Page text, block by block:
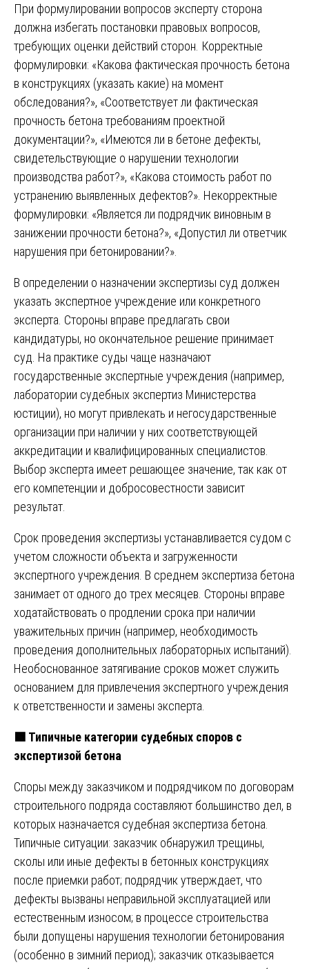
При формулировании вопросов эксперту сторона
должна избегать постановки правовых вопросов,
требующих оценки действий сторон. Корректные
формулировки: «Какова фактическая прочность бетона
в конструкциях (указать какие) на момент
обследования?», «Соответствует ли фактическая
прочность бетона требованиям проектной
документации?», «Имеются ли в бетоне дефекты,
свидетельствующие о нарушении технологии
производства работ?», «Какова стоимость работ по
устранению выявленных дефектов?». Некорректные
формулировки: «Является ли подрядчик виновным в
занижении прочности бетона?», «Допустил ли ответчик
нарушения при бетонировании?».
В определении о назначении экспертизы суд должен
указать экспертное учреждение или конкретного
эксперта. Стороны вправе предлагать свои
кандидатуры, но окончательное решение принимает
суд. На практике суды чаще назначают
государственные экспертные учреждения (например,
лаборатории судебных экспертиз Министерства
юстиции), но могут привлекать и негосударственные
организации при наличии у них соответствующей
аккредитации и квалифицированных специалистов.
Выбор эксперта имеет решающее значение, так как от
его компетенции и добросовестности зависит
результат.
Срок проведения экспертизы устанавливается судом с
учетом сложности объекта и загруженности
экспертного учреждения. В среднем экспертиза бетона
занимает от одного до трех месяцев. Стороны вправе
ходатайствовать о продлении срока при наличии
уважительных причин (например, необходимость
проведения дополнительных лабораторных испытаний).
Необоснованное затягивание сроков может служить
основанием для привлечения экспертного учреждения
к ответственности и замены эксперта.
🟩 Типичные категории судебных споров с
экспертизой бетона
Споры между заказчиком и подрядчиком по договорам
строительного подряда составляют большинство дел, в
которых назначается судебная экспертиза бетона.
Типичные ситуации: заказчик обнаружил трещины,
сколы или иные дефекты в бетонных конструкциях
после приемки работ; подрядчик утверждает, что
дефекты вызваны неправильной эксплуатацией или
естественным износом; в процессе строительства
были допущены нарушения технологии бетонирования
(особенно в зимний период); заказчик отказывается